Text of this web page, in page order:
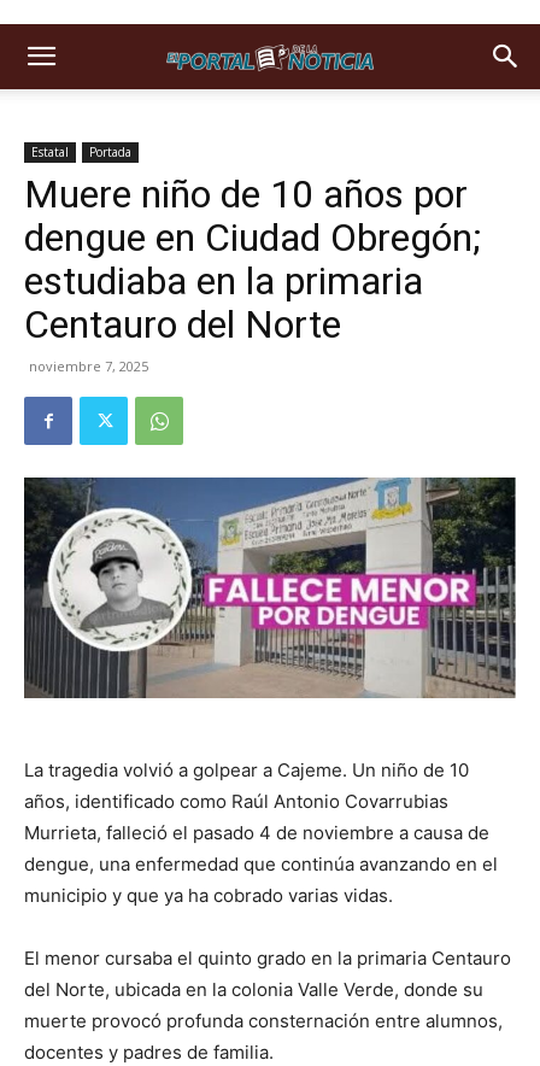
Estatal Portada
Muere niño de 10 años por
dengue en Ciudad Obregón;
estudiaba en la primaria
Centauro del Norte
noviembre 7, 2025
La tragedia volvió a golpear a Cajeme. Un niño de 10
años, identificado como Raúl Antonio Covarrubias
Murrieta, falleció el pasado 4 de noviembre a causa de
dengue, una enfermedad que continúa avanzando en el
municipio y que ya ha cobrado varias vidas.
El menor cursaba el quinto grado en la primaria Centauro
del Norte, ubicada en la colonia Valle Verde, donde su
muerte provocó profunda consternación entre alumnos,
docentes y padres de familia.